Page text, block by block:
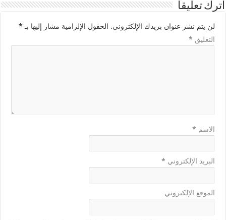
اترك تعليقاً
لن يتم نشر عنوان بريدك الإلكتروني. الحقول الإلزامية مشار إليها بـ *
التعليق *
الاسم *
البريد الإلكتروني *
الموقع الإلكتروني